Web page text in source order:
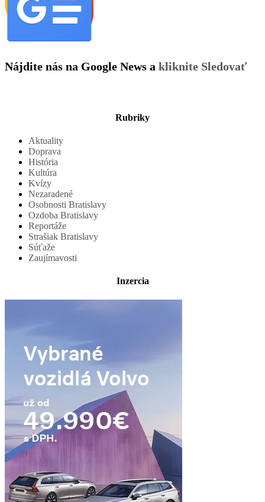
Nájdite nás na Google News a kliknite Sledovať
Rubriky
Aktuality
Doprava
História
Kultúra
Kvízy
Nezaradené
Osobnosti Bratislavy
Ozdoba Bratislavy
Reportáže
Strašiak Bratislavy
Súťaže
Zaujímavosti
Inzercia